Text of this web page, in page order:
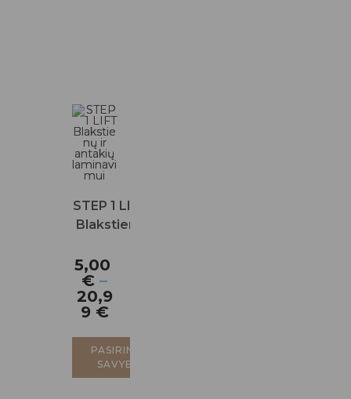
STEP 1 LIFT
Blakstienų
laminavimui
5,00
€ –
20,9
9 €
PASIRINKTI
SAVYBES